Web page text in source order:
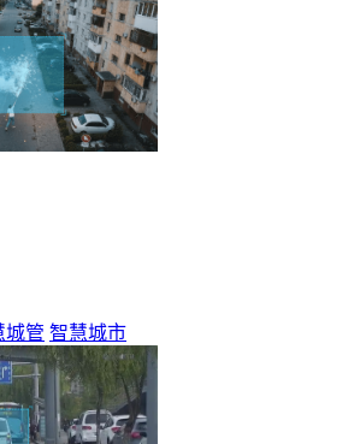
城管 智慧城市